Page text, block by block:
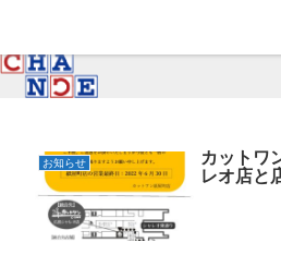
お知らせ
カットワ
レオ店と